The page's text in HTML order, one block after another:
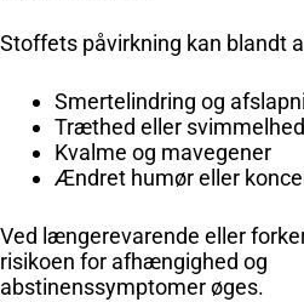
Stoffets påvirkning kan blandt
Smertelindring og
Træthed eller svimmelhed
Kvalme og mavegener
Ændret humør eller
Ved længerevarende eller
risikoen for afhængighed og
abstinenssymptomer øges.